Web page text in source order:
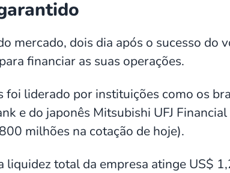
mercado, dois dia após o sucesso do
financiar as suas operações.
foi liderado por instituições como os
e do japonês Mitsubishi UFJ
milhões na cotação de hoje).
liquidez total da empresa atinge US$